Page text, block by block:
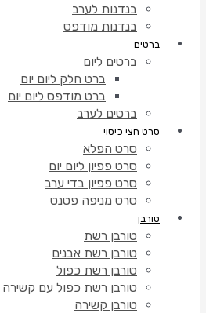
בנדנות לערב
בנדנות מודפס
ברטים
ברטים ליום
ברט חלק ליום יום
ברט מודפס ליום יום
ברטים לערב
סרט חצי כיסוי
סרט הפלא
סרט פפיון ליום יום
סרט פפיון בדי ערב
סרט מניפה פטנט
טורבן
טורבן רשת
טורבן רשת אבנים
טורבן רשת כפול
טורבן רשת כפול עם קשירה
טורבן קשירה